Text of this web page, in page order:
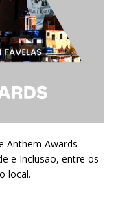
Anthem Awards
e Inclusão, entre os
local.